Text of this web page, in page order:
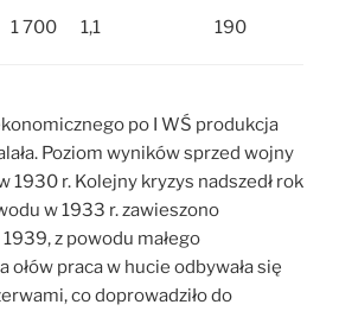
1 700 1,1 190
po I WŚ produkcja
Poziom wyników sprzed wojny
1930 r. Kolejny kryzys nadszedł rok
w 1933 r. zawieszono
z powodu małego
ołów praca w hucie odbywała się
co doprowadziło do